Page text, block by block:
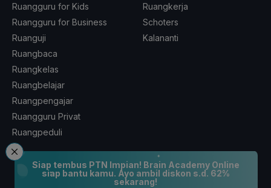
Siap tembus PTN Impian! Brain Academy Online
siap bantu kamu. Ayo ambil diskon s.d. 62%
sekarang!
Ruangguru for Kids
Ruangguru for Business
Ruanguji
Ruangbaca
Ruangkelas
Ruangbelajar
Ruangpengajar
Ruangguru Privat
Ruangpeduli
Ruangkerja
Schoters
Kalananti
Coba GRATIS Aplikasi Ruangguru